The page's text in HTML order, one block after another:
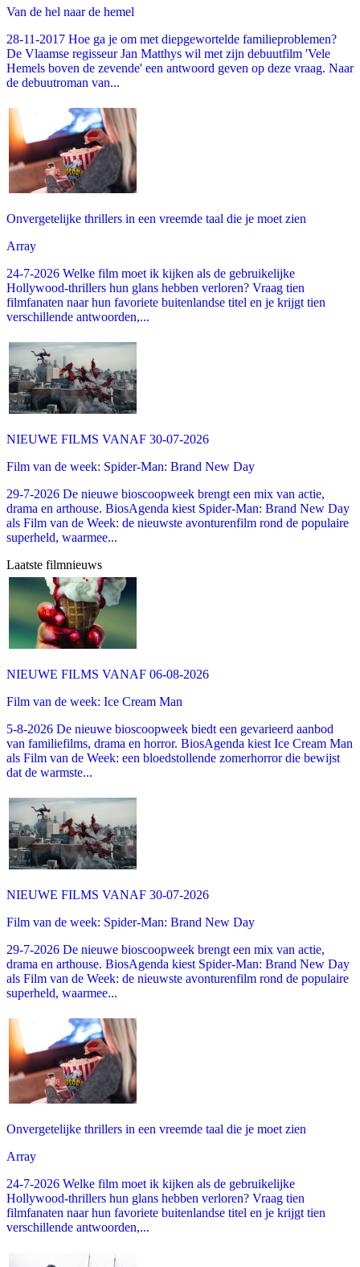
Van de hel naar de hemel
28-11-2017 Hoe ga je om met diepgewortelde familieproblemen?
De Vlaamse regisseur Jan Matthys wil met zijn debuutfilm 'Vele
Hemels boven de zevende' een antwoord geven op deze vraag. Naar
de debuutroman van...
Onvergetelijke thrillers in een vreemde taal die je moet zien
Array
24-7-2026 Welke film moet ik kijken als de gebruikelijke
Hollywood-thrillers hun glans hebben verloren? Vraag tien
filmfanaten naar hun favoriete buitenlandse titel en je krijgt tien
verschillende antwoorden,...
NIEUWE FILMS VANAF 30-07-2026
Film van de week: Spider-Man: Brand New Day
29-7-2026 De nieuwe bioscoopweek brengt een mix van actie,
drama en arthouse. BiosAgenda kiest Spider-Man: Brand New Day
als Film van de Week: de nieuwste avonturenfilm rond de populaire
superheld, waarmee...
Laatste filmnieuws
NIEUWE FILMS VANAF 06-08-2026
Film van de week: Ice Cream Man
5-8-2026 De nieuwe bioscoopweek biedt een gevarieerd aanbod
van familiefilms, drama en horror. BiosAgenda kiest Ice Cream Man
als Film van de Week: een bloedstollende zomerhorror die bewijst
dat de warmste...
NIEUWE FILMS VANAF 30-07-2026
Film van de week: Spider-Man: Brand New Day
29-7-2026 De nieuwe bioscoopweek brengt een mix van actie,
drama en arthouse. BiosAgenda kiest Spider-Man: Brand New Day
als Film van de Week: de nieuwste avonturenfilm rond de populaire
superheld, waarmee...
Onvergetelijke thrillers in een vreemde taal die je moet zien
Array
24-7-2026 Welke film moet ik kijken als de gebruikelijke
Hollywood-thrillers hun glans hebben verloren? Vraag tien
filmfanaten naar hun favoriete buitenlandse titel en je krijgt tien
verschillende antwoorden,...